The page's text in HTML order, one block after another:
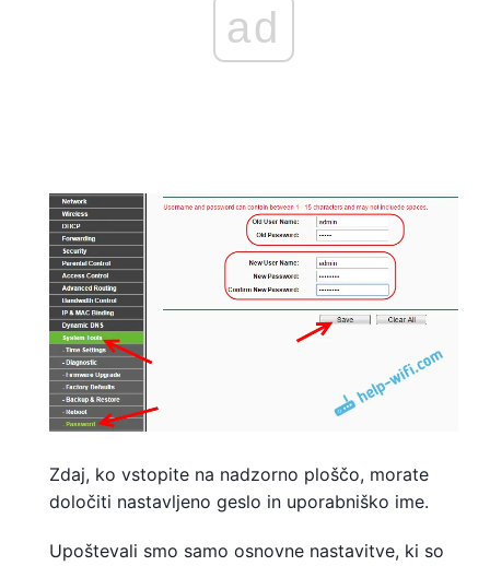
ad
Zdaj, ko vstopite na nadzorno ploščo, morate
določiti nastavljeno geslo in uporabniško ime.
Upoštevali smo samo osnovne nastavitve, ki so